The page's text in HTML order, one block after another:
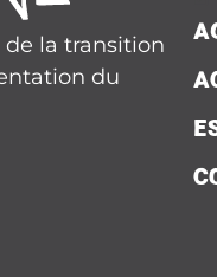
de la transition
du